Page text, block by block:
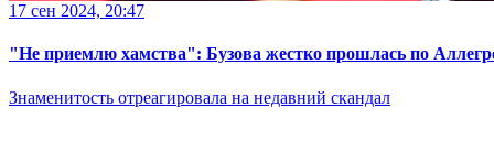
17 сен 2024, 20:47
"Не приемлю хамства": Бузова жестко прошлась по
Знаменитость отреагировала на недавний скандал